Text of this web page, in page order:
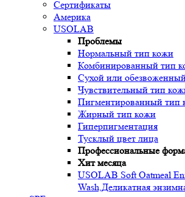
Сертификаты
Америка
USOLAB
Проблемы
Нормальный тип кожи
Комбинированный тип
Сухой или
Чувствительный тип
Пигментированный тип
Жирный тип кожи
Гиперпигментация
Тусклый цвет лица
Профессиональные
Хит месяца
USOLAB Soft Oatmeal
Wash,Деликатная